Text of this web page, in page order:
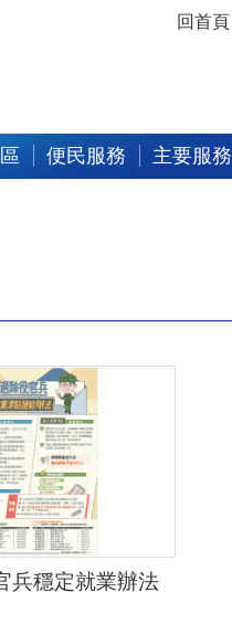
:::
回首頁
便民服務 主要服務
兵穩定就業辦法